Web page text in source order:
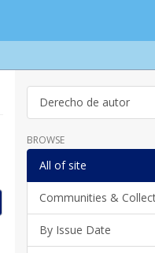
Derecho de autor
BROWSE
All of site
Communities &
By Issue Date